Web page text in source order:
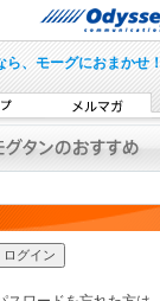
、モーグにおまかせ！